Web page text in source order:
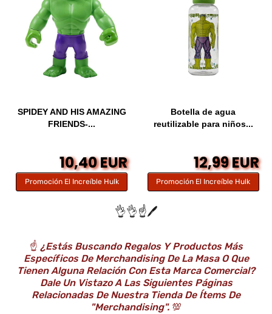
SPIDEY AND HIS AMAZING
FRIENDS-...
10,40 EUR
Promoción El Increíble Hulk
Botella de agua
reutilizable para niños...
12,99 EUR
Promoción El Increíble Hulk
👌👌☝️🖊️
☝️ ¿Estás Buscando Regalos Y Productos Más
Específicos De Merchandising De La Masa O Que
Tienen Alguna Relación Con Esta Marca Comercial?
Dale Un Vistazo A Las Siguientes Páginas
Relacionadas De Nuestra Tienda De Ítems De
"Merchandising". 💯